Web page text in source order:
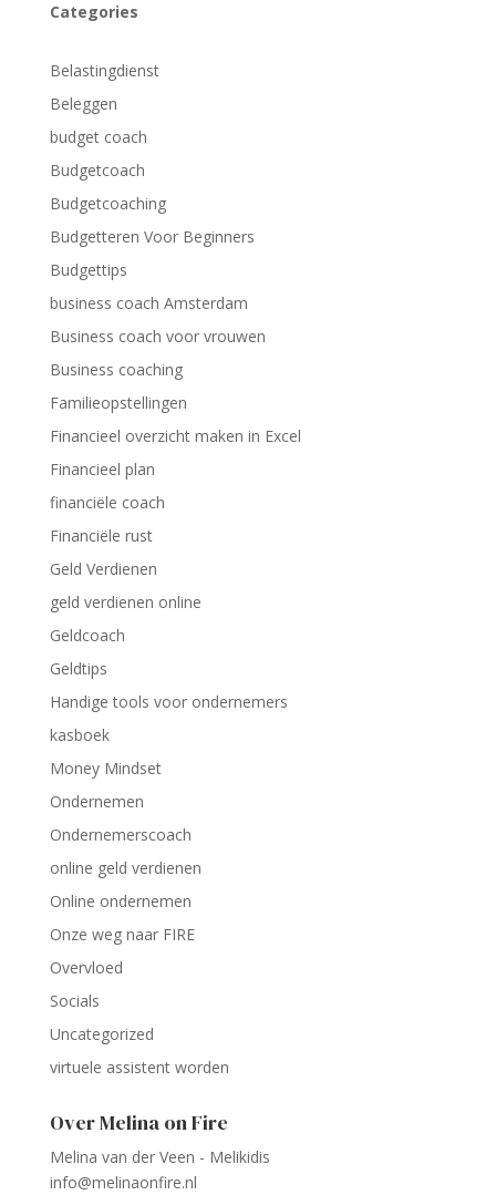
Categories
Belastingdienst
Beleggen
budget coach
Budgetcoach
Budgetcoaching
Budgetteren Voor Beginners
Budgettips
business coach Amsterdam
Business coach voor vrouwen
Business coaching
Familieopstellingen
Financieel overzicht maken in Excel
Financieel plan
financiële coach
Financiële rust
Geld Verdienen
geld verdienen online
Geldcoach
Geldtips
Handige tools voor ondernemers
kasboek
Money Mindset
Ondernemen
Ondernemerscoach
online geld verdienen
Online ondernemen
Onze weg naar FIRE
Overvloed
Socials
Uncategorized
virtuele assistent worden
Over Melina on Fire
Melina van der Veen - Melikidis
info@melinaonfire.nl